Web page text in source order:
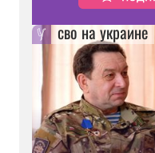
сво на украине